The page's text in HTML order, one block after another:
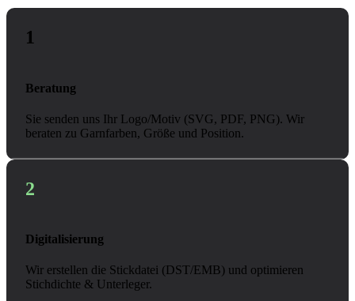
1
Beratung
Sie senden uns Ihr Logo/Motiv (SVG, PDF, PNG). Wir
beraten zu Garnfarben, Größe und Position.
2
Digitalisierung
Wir erstellen die Stickdatei (DST/EMB) und optimieren
Stichdichte & Unterleger.